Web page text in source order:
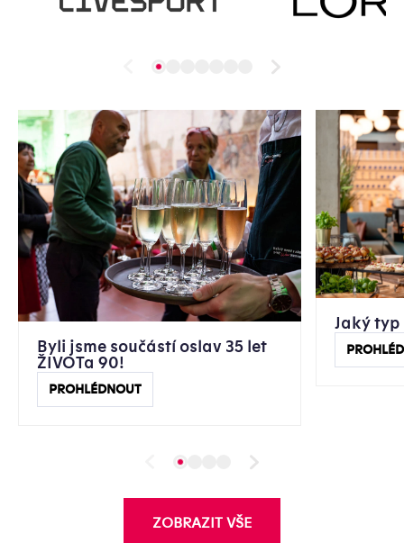
Byli jsme součástí oslav 35 let
ŽIVOTa 90!
PROHLÉDNOUT
Jaký
ZOBRAZIT VŠE